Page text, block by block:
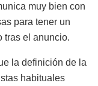
muy bien con
para tener un
tras el anuncio.
la definición de la
habituales